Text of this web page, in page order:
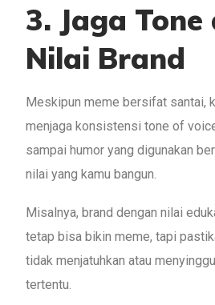
3. Jaga Tone
Nilai Brand
Meskipun meme bersifat santai,
menjaga konsistensi tone of
sampai humor yang digunakan
nilai yang kamu bangun.
Misalnya, brand dengan nilai
tetap bisa bikin meme, tapi
tidak menjatuhkan atau
tertentu.